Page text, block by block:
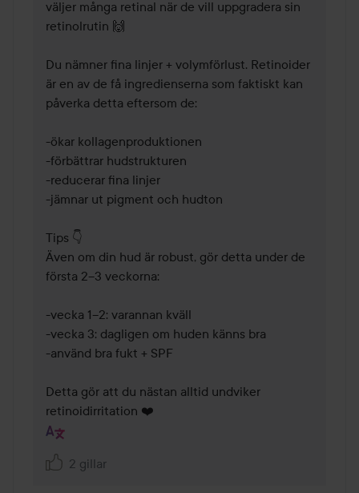
väljer många retinal när de vill uppgradera sin
retinolrutin 🙌
Du nämner fina linjer + volymförlust. Retinoider
är en av de få ingredienserna som faktiskt kan
påverka detta eftersom de:
-ökar kollagenproduktionen
-förbättrar hudstrukturen
-reducerar fina linjer
-jämnar ut pigment och hudton
Tips 👇
Även om din hud är robust, gör detta under de
första 2–3 veckorna:
-vecka 1–2: varannan kväll
-vecka 3: dagligen om huden känns bra
-använd bra fukt + SPF
Detta gör att du nästan alltid undviker
retinoidirritation ❤️
2 gillar